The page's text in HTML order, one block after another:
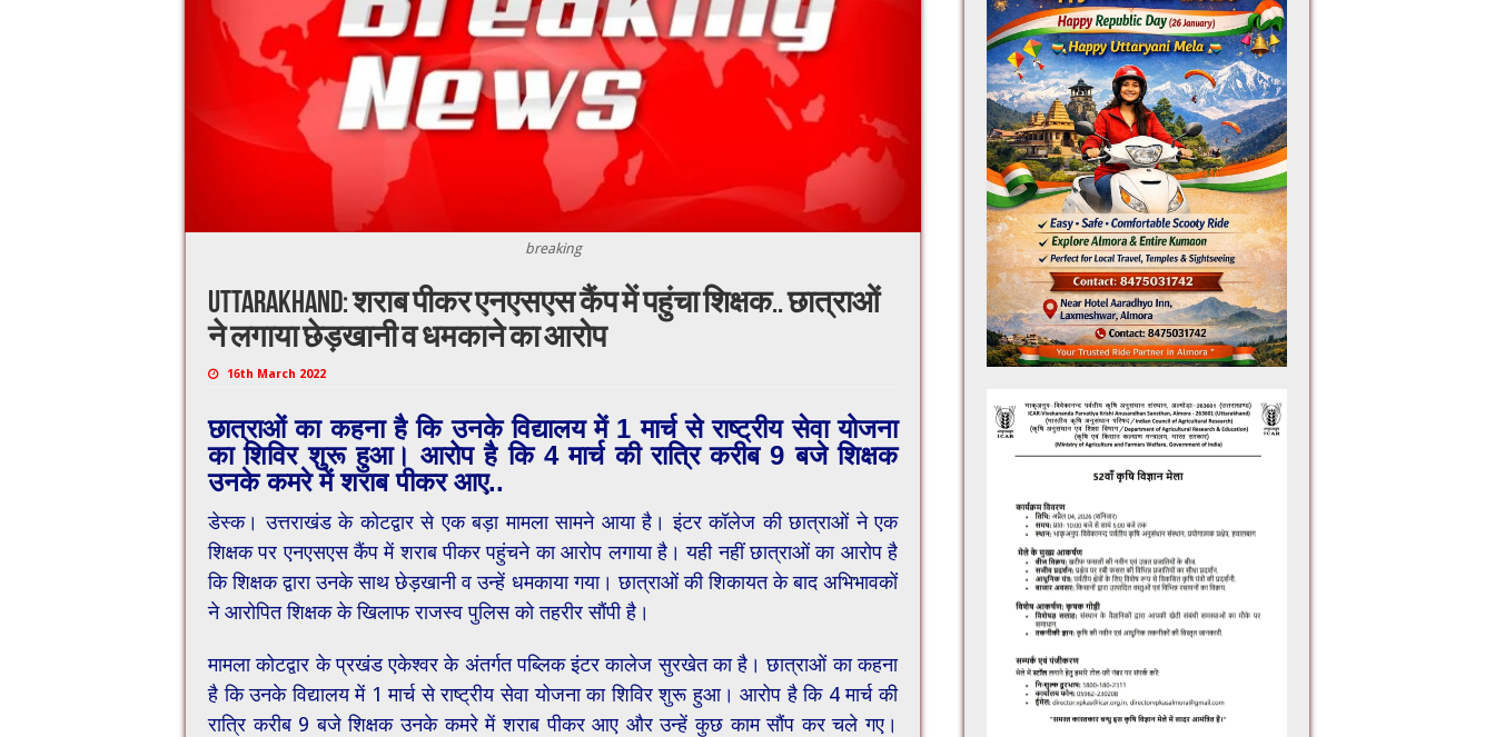
breaking
Uttarakhand: शराब पीकर एनएसएस कैंप में पहुंचा शिक्षक.. छात्राओं
ने लगाया छेड़खानी व धमकाने का आरोप
16th March 2022
छात्राओं का कहना है कि उनके विद्यालय में 1 मार्च से राष्ट्रीय सेवा योजना
का शिविर शुरू हुआ। आरोप है कि 4 मार्च की रात्रि करीब 9 बजे शिक्षक
उनके कमरे में शराब पीकर आए..
डेस्क। उत्तराखंड के कोटद्वार से एक बड़ा मामला सामने आया है। इंटर कॉलेज की छात्राओं ने एक
शिक्षक पर एनएसएस कैंप में शराब पीकर पहुंचने का आरोप लगाया है। यही नहीं छात्राओं का आरोप है
कि शिक्षक द्वारा उनके साथ छेड़खानी व उन्हें धमकाया गया। छात्राओं की शिकायत के बाद अभिभावकों
ने आरोपित शिक्षक के खिलाफ राजस्व पुलिस को तहरीर सौंपी है।
मामला कोटद्वार के प्रखंड एकेश्वर के अंतर्गत पब्लिक इंटर कालेज सुरखेत का है। छात्राओं का कहना
है कि उनके विद्यालय में 1 मार्च से राष्ट्रीय सेवा योजना का शिविर शुरू हुआ। आरोप है कि 4 मार्च की
रात्रि करीब 9 बजे शिक्षक उनके कमरे में शराब पीकर आए और उन्हें कुछ काम सौंप कर चले गए।